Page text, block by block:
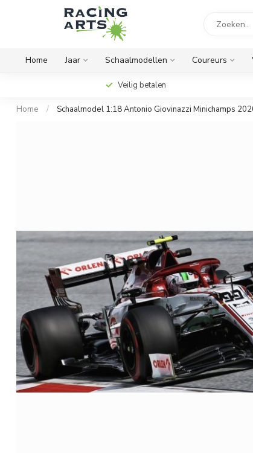
Home Jaar Schaalmodellen Coureurs
Veilig betalen
Home / Schaalmodel 1:18 Antonio Giovinazzi Minichamps